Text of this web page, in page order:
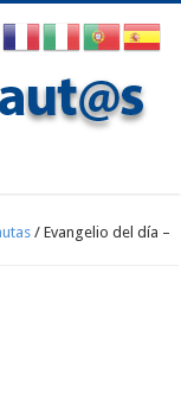
/ Evangelio del día –